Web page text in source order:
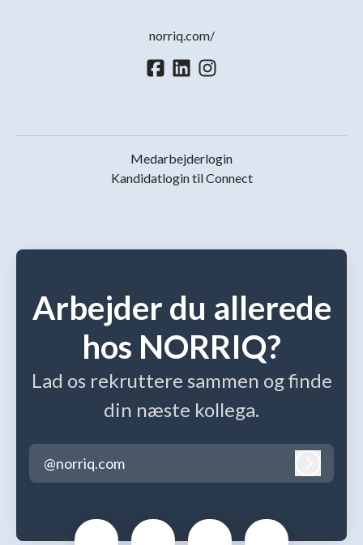
norriq.com/
Medarbejderlogin
Kandidatlogin til Connect
Arbejder du allerede
hos NORRIQ?
Lad os rekruttere sammen og finde
din næste kollega.
@norriq.com